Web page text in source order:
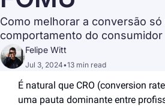
Como melhorar a conversão só
comportamento do consumidor
Felipe Witt
Jul 3, 2024•13 min read
É natural que CRO (conversion
uma pauta dominante entre